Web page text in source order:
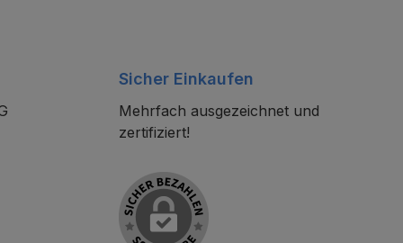
Sicher Einkaufen
Mehrfach ausgezeichnet und
zertifiziert!